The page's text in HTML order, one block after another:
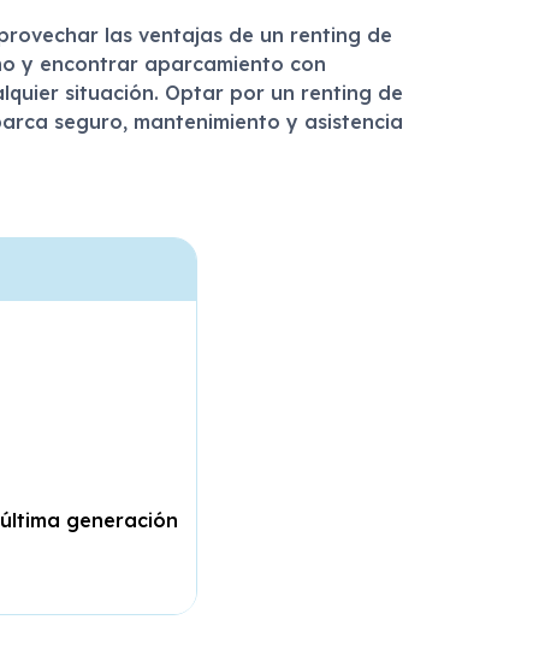
las ventajas de un renting de
y encontrar aparcamiento con
situación. Optar por un renting de
seguro, mantenimiento y asistencia
generación